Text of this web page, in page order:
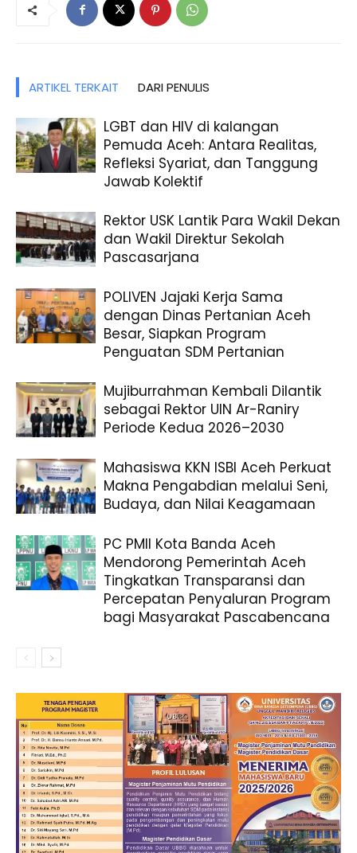
ARTIKEL TERKAIT DARI PENULIS
LGBT dan HIV di kalangan
Pemuda Aceh: Antara Realitas,
Refleksi Syariat, dan Tanggung
Jawab Kolektif
Rektor USK Lantik Para Wakil Dekan
dan Wakil Direktur Sekolah
Pascasarjana
POLIVEN Jajaki Kerja Sama
dengan Dinas Pertanian Aceh
Besar, Siapkan Program
Penguatan SDM Pertanian
Mujiburrahman Kembali Dilantik
sebagai Rektor UIN Ar-Raniry
Periode Kedua 2026–2030
Mahasiswa KKN ISBI Aceh Perkuat
Makna Pengabdian melalui Seni,
Budaya, dan Nilai Keagamaan
PC PMII Kota Banda Aceh
Mendorong Pemerintah Aceh
Tingkatkan Transparansi dan
Percepatan Penyaluran Program
bagi Masyarakat Pascabencana